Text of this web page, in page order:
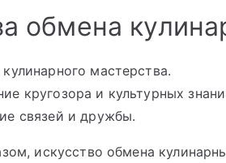
обмена
кулинарного мастерства.
кругозора и культурных
связей и дружбы.
искусство обмена